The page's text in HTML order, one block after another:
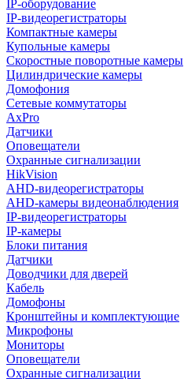
IP-оборудование
IP-видеорегистраторы
Компактные камеры
Купольные камеры
Скоростные поворотные камеры
Цилиндрические камеры
Домофония
Сетевые коммутаторы
AxPro
Датчики
Оповещатели
Охранные сигнализации
HikVision
AHD-видеорегистраторы
AHD-камеры видеонаблюдения
IP-видеорегистраторы
IP-камеры
Блоки питания
Датчики
Доводчики для дверей
Кабель
Домофоны
Кронштейны и комплектующие
Микрофоны
Мониторы
Оповещатели
Охранные сигнализации